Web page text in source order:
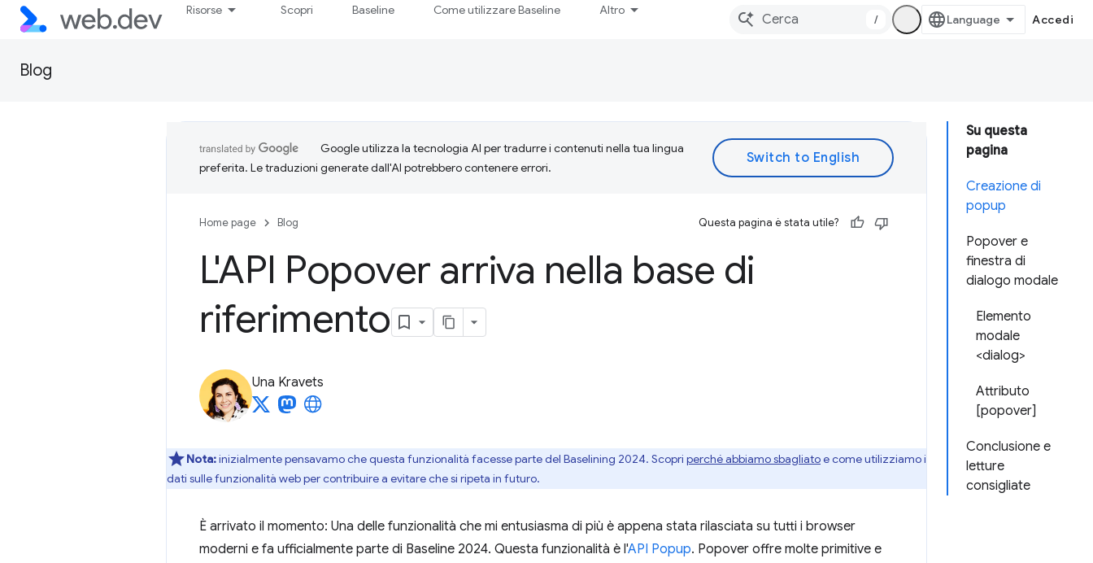
Risorse Scopri Baseline Come utilizzare Baseline Altro
/ Accedi
Blog
Su questa
pagina
Creazione di
popup
Popover e
finestra di
dialogo modale
Elemento
modale
<dialog>
Attributo
[popover]
Conclusione e
letture
consigliate
Google utilizza la tecnologia AI per tradurre i contenuti nella tua lingua
preferita. Le traduzioni generate dall'AI potrebbero contenere errori.
Home page Blog Questa pagina è stata utile?
L'API Popover arriva nella base di
riferimento
Una Kravets
Nota:inizialmente pensavamo che questa funzionalità facesse parte del Baselining 2024. Scopri perché abbiamo sbagliatoe come utilizziamo i
dati sulle funzionalità web per contribuire a evitare che si ripeta in futuro.
È arrivato il momento: Una delle funzionalità che mi entusiasma di più è appena stata rilasciata su tutti i browser
moderni e fa ufficialmente parte di Baseline 2024. Questa funzionalità è l'API Popup. Popover offre molte primitive e